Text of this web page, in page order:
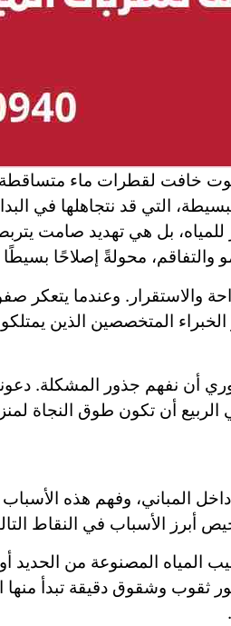
خافت لقطرات ماء
التي قد نتجاهلها في
بل هي تهديد صامت
والتفاقم، محولةً إصلاحًا
والاستقرار. وعندما
المتخصصين الذين
نفهم جذور المشكلة.
الربيع أن تكون طوق النجاة
المباني، وفهم هذه
أبرز الأسباب في النقاط
المياه المصنوعة من الحديد
ثقوب وشقوق دقيقة تبدأ